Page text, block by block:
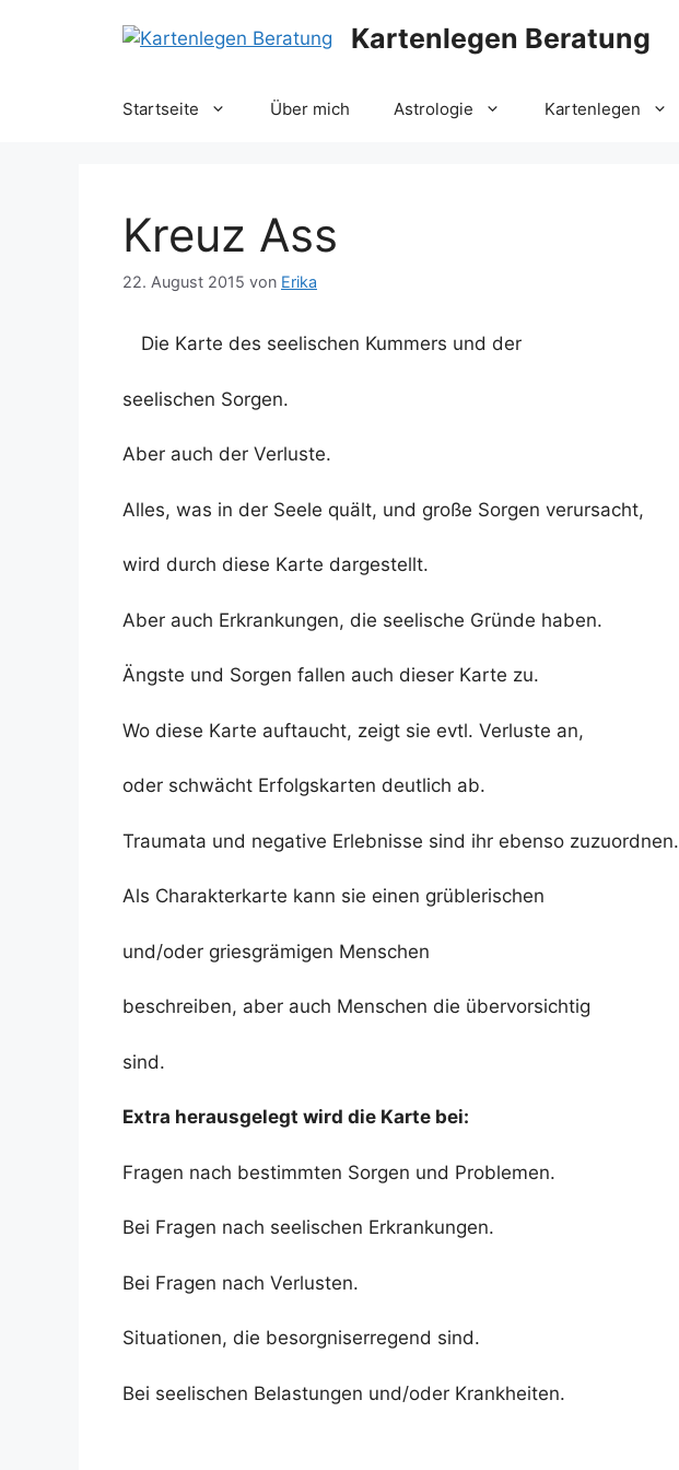
Kartenlegen Beratung
Startseite Über mich Astrologie Kartenlegen
Kreuz Ass
22. August 2015 von Erika
Die Karte des seelischen Kummers und der
seelischen Sorgen.
Aber auch der Verluste.
Alles, was in der Seele quält, und große Sorgen verursacht,
wird durch diese Karte dargestellt.
Aber auch Erkrankungen, die seelische Gründe haben.
Ängste und Sorgen fallen auch dieser Karte zu.
Wo diese Karte auftaucht, zeigt sie evtl. Verluste an,
oder schwächt Erfolgskarten deutlich ab.
Traumata und negative Erlebnisse sind ihr ebenso zuzuordnen.
Als Charakterkarte kann sie einen grüblerischen
und/oder griesgrämigen Menschen
beschreiben, aber auch Menschen die übervorsichtig
sind.
Extra herausgelegt wird die Karte bei:
Fragen nach bestimmten Sorgen und Problemen.
Bei Fragen nach seelischen Erkrankungen.
Bei Fragen nach Verlusten.
Situationen, die besorgniserregend sind.
Bei seelischen Belastungen und/oder Krankheiten.